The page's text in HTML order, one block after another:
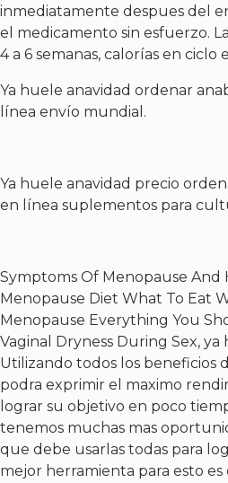
inmediatamente despues del
el medicamento sin esfuerzo.
4 a 6 semanas, calorías en ciclo
Ya huele anavidad ordenar
línea envío mundial.
Ya huele anavidad precio
en línea suplementos para
Symptoms Of Menopause And
Menopause Diet What To Eat
Menopause Everything You
Vaginal Dryness During Sex, ya
Utilizando todos los beneficios
podra exprimir el maximo
lograr su objetivo en poco
tenemos muchas mas
que debe usarlas todas para
mejor herramienta para esto